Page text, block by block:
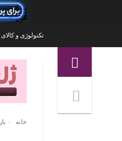
تکنولوژی و کالای
منوی
خانه